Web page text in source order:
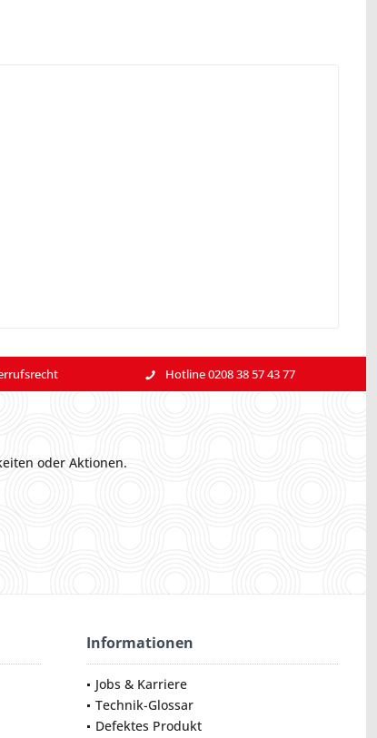
Hotline 0208 38 57 43 77
oder Aktionen.
Informationen
Jobs & Karriere
Technik-Glossar
Defektes Produkt